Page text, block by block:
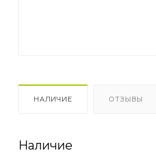
НАЛИЧИЕ ОТЗЫВЫ
Наличие